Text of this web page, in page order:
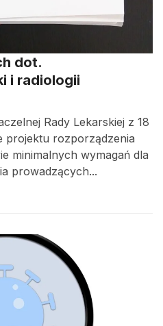
dot.
i radiologii
Rady Lekarskiej z 18
projektu rozporządzenia
minimalnych wymagań dla
prowadzących...